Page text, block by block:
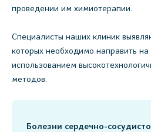
проведении им химиотерапии.
Специалисты наших клиник
которых необходимо направить на
использованием
методов.
Болезни сердечно-